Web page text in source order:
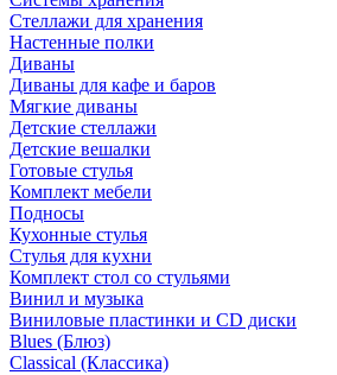
Стеллажи для хранения
Настенные полки
Диваны
Диваны для кафе и баров
Мягкие диваны
Детские стеллажи
Детские вешалки
Готовые стулья
Комплект мебели
Подносы
Кухонные стулья
Стулья для кухни
Комплект стол со стульями
Винил и музыка
Виниловые пластинки и CD диски
Blues (Блюз)
Classical (Классика)